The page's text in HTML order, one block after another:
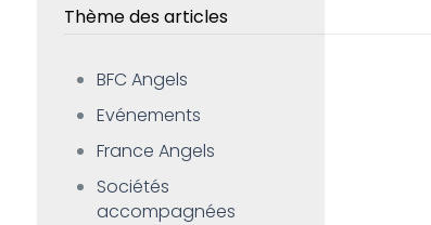
Thème des articles
BFC Angels
Evénements
France Angels
Sociétés
accompagnées